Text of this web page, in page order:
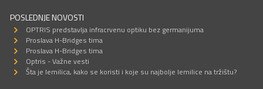
POSLEDNJE NOVOSTI
OPTRIS predstavlja infracrvenu optiku bez germanijuma
Proslava H-Bridges tima
Proslava H-Bridges tima
Optris - Važne vesti
Šta je lemilica, kako se koristi i koje su najbolje lemilice na tržištu?